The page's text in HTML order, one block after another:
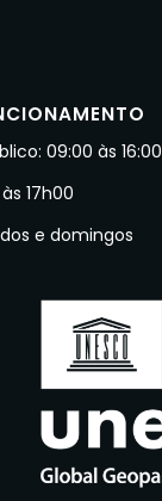
09:00 às 16:00
17h00
e domingos